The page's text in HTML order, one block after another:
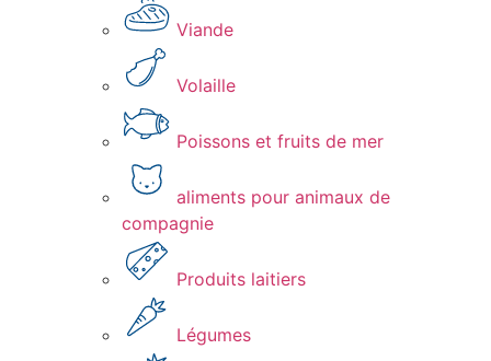
Viande​
Volaille​
Poissons et fruits de mer​
aliments pour animaux de
compagnie
Produits laitiers​
Légumes​